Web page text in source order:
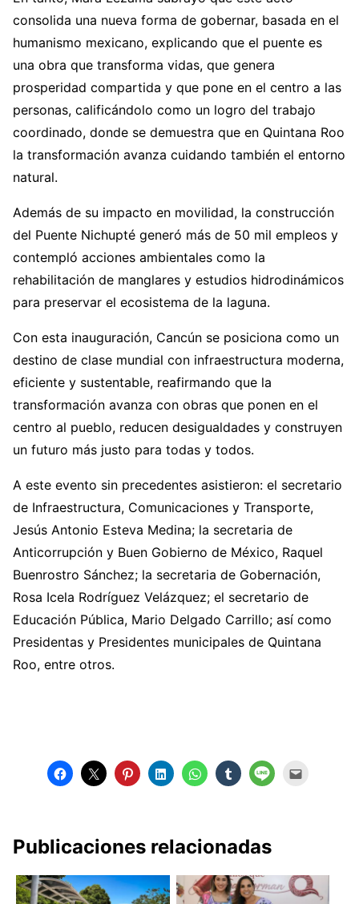
consolida una nueva forma de gobernar, basada en el
humanismo mexicano, explicando que el puente es
una obra que transforma vidas, que genera
prosperidad compartida y que pone en el centro a las
personas, calificándolo como un logro del trabajo
coordinado, donde se demuestra que en Quintana Roo
la transformación avanza cuidando también el entorno
natural.
Además de su impacto en movilidad, la construcción
del Puente Nichupté generó más de 50 mil empleos y
contempló acciones ambientales como la
rehabilitación de manglares y estudios hidrodinámicos
para preservar el ecosistema de la laguna.
Con esta inauguración, Cancún se posiciona como un
destino de clase mundial con infraestructura moderna,
eficiente y sustentable, reafirmando que la
transformación avanza con obras que ponen en el
centro al pueblo, reducen desigualdades y construyen
un futuro más justo para todas y todos.
A este evento sin precedentes asistieron: el secretario
de Infraestructura, Comunicaciones y Transporte,
Jesús Antonio Esteva Medina; la secretaria de
Anticorrupción y Buen Gobierno de México, Raquel
Buenrostro Sánchez; la secretaria de Gobernación,
Rosa Icela Rodríguez Velázquez; el secretario de
Educación Pública, Mario Delgado Carrillo; así como
Presidentas y Presidentes municipales de Quintana
Roo, entre otros.
Publicaciones relacionadas